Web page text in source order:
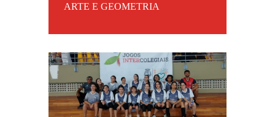
ARTE E GEOMETRIA